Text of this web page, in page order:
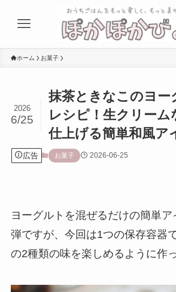
ホーム お菓子
抹茶ときなこのヨー
レシピ！生クリーム
仕上げる簡単和風ア
2026
6/25
広告 お菓子 2026-06-25
ヨーグルトを混ぜるだけの簡単
弾ですが、今回は1つの保存容器
の2種類の味を楽しめるように作